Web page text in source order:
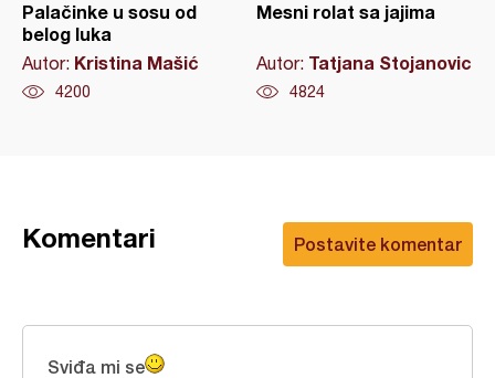
Palačinke u sosu od
belog luka
Autor: Kristina Mašić
4200
Mesni rolat sa jajima
Autor: Tatjana Stojanovic
4824
Postavite komentar
Komentari
Sviđa mi se